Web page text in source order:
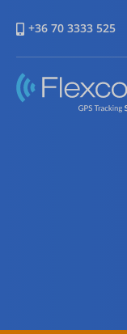
+36 70 3333 525